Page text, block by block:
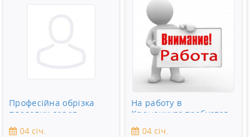
Професійна обрізка
плодових дерев
04 січ.
На работу в
Кременчуге требуется
подсобник
04 січ.